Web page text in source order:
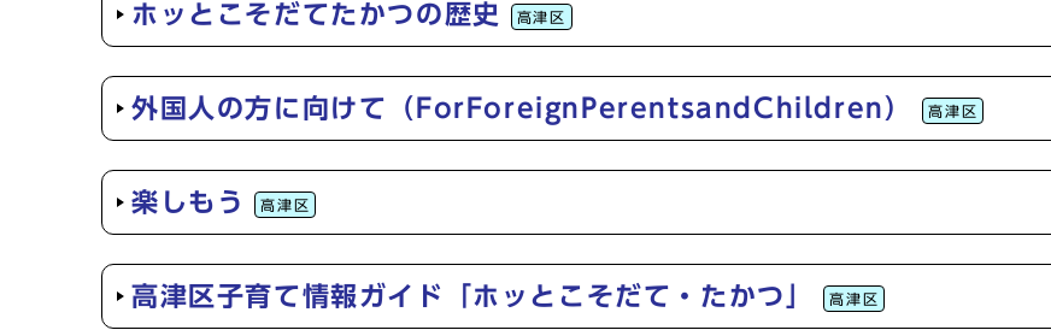
ホッとこそだてたかつの歴史 高津区
外国人の方に向けて（ForForeignPerentsandChildren） 高津区
楽しもう 高津区
高津区子育て情報ガイド「ホッとこそだて・たかつ」 高津区